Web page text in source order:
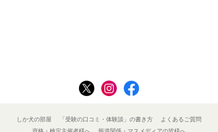
しか犬の部屋 「受験の口コミ・体験談」の書き方
よくあるご質問